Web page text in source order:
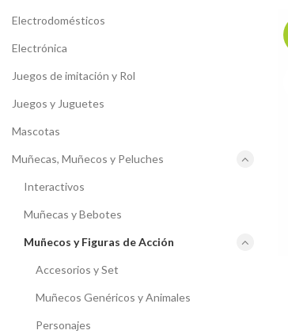
Electrodomésticos
Electrónica
Juegos de imitación y Rol
Juegos y Juguetes
Mascotas
Muñecas, Muñecos y Peluches
Interactivos
Muñecas y Bebotes
Muñecos y Figuras de Acción
Accesorios y Set
Muñecos Genéricos y Animales
Personajes